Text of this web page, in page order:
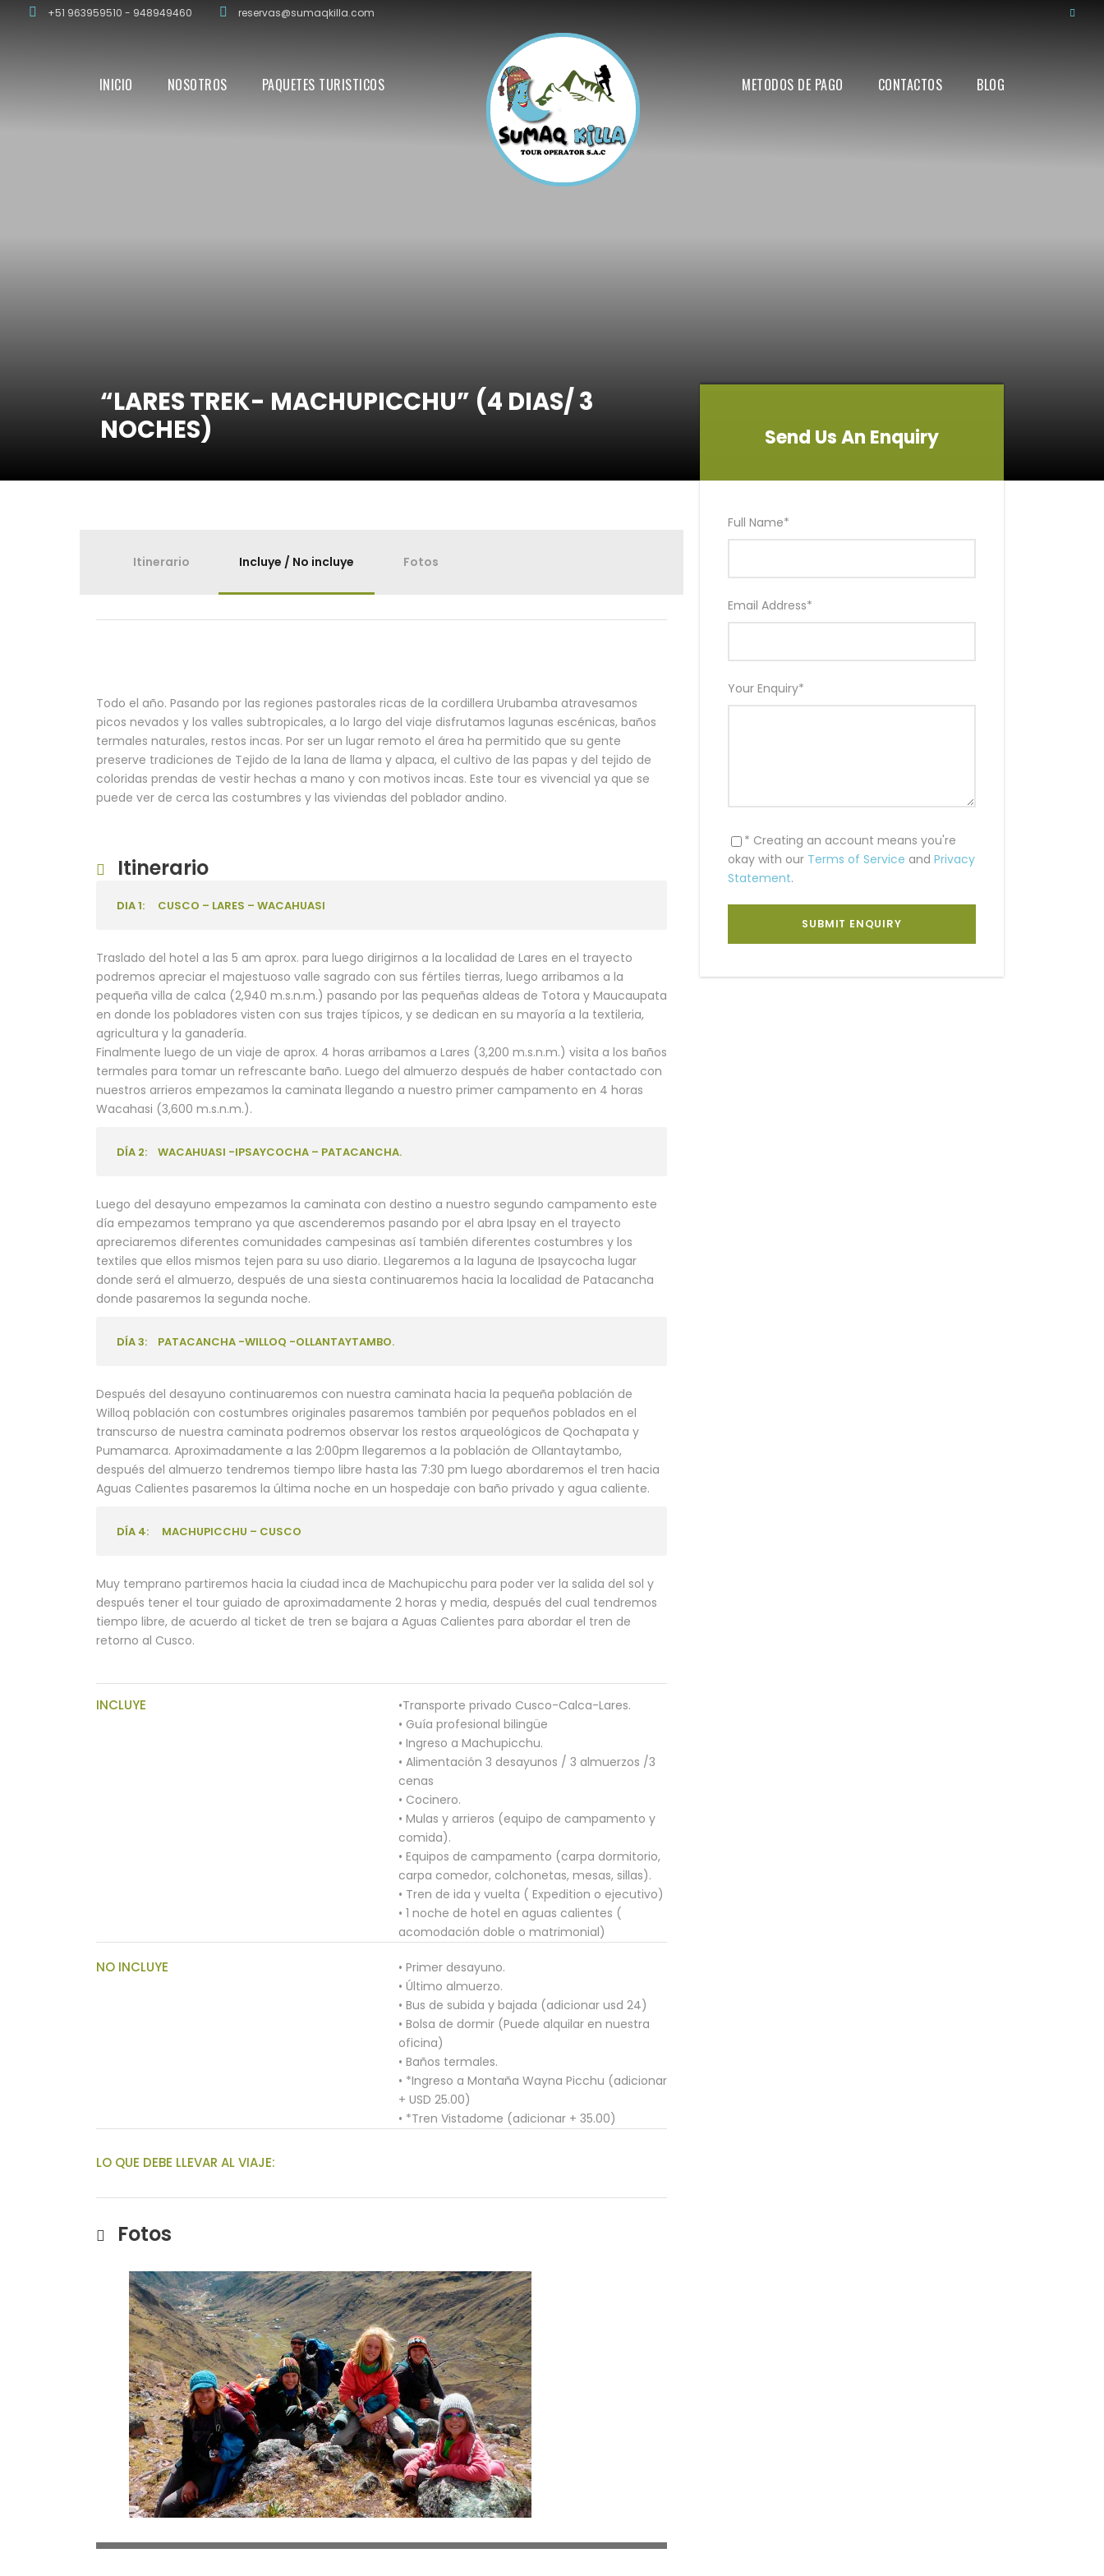
+51 963959510 - 948949460 reservas@sumaqkilla.com
INICIO NOSOTROS PAQUETES TURISTICOS METODOS DE PAGO CONTACTOS BLOG
“LARES TREK- MACHUPICCHU” (4 DIAS/ 3
NOCHES)
Send Us An Enquiry
Send Us An Enquiry
Full Name*
Email Address*
Your Enquiry*
* Creating an account means you're
okay with our Terms of Service and Privacy
Statement.
Itinerario Incluye / No incluye Fotos
Todo el año. Pasando por las regiones pastorales ricas de la cordillera Urubamba atravesamos
picos nevados y los valles subtropicales, a lo largo del viaje disfrutamos lagunas escénicas, baños
termales naturales, restos incas. Por ser un lugar remoto el área ha permitido que su gente
preserve tradiciones de Tejido de la lana de llama y alpaca, el cultivo de las papas y del tejido de
coloridas prendas de vestir hechas a mano y con motivos incas. Este tour es vivencial ya que se
puede ver de cerca las costumbres y las viviendas del poblador andino.
Itinerario
DIA 1: CUSCO – LARES – WACAHUASI
Traslado del hotel a las 5 am aprox. para luego dirigirnos a la localidad de Lares en el trayecto
podremos apreciar el majestuoso valle sagrado con sus fértiles tierras, luego arribamos a la
pequeña villa de calca (2,940 m.s.n.m.) pasando por las pequeñas aldeas de Totora y Maucaupata
en donde los pobladores visten con sus trajes típicos, y se dedican en su mayoría a la textileria,
agricultura y la ganadería.
Finalmente luego de un viaje de aprox. 4 horas arribamos a Lares (3,200 m.s.n.m.) visita a los baños
termales para tomar un refrescante baño. Luego del almuerzo después de haber contactado con
nuestros arrieros empezamos la caminata llegando a nuestro primer campamento en 4 horas
Wacahasi (3,600 m.s.n.m.).
DÍA 2: WACAHUASI -IPSAYCOCHA – PATACANCHA.
Luego del desayuno empezamos la caminata con destino a nuestro segundo campamento este
día empezamos temprano ya que ascenderemos pasando por el abra Ipsay en el trayecto
apreciaremos diferentes comunidades campesinas así también diferentes costumbres y los
textiles que ellos mismos tejen para su uso diario. Llegaremos a la laguna de Ipsaycocha lugar
donde será el almuerzo, después de una siesta continuaremos hacia la localidad de Patacancha
donde pasaremos la segunda noche.
DÍA 3: PATACANCHA -WILLOQ -OLLANTAYTAMBO.
Después del desayuno continuaremos con nuestra caminata hacia la pequeña población de
Willoq población con costumbres originales pasaremos también por pequeños poblados en el
transcurso de nuestra caminata podremos observar los restos arqueológicos de Qochapata y
Pumamarca. Aproximadamente a las 2:00pm llegaremos a la población de Ollantaytambo,
después del almuerzo tendremos tiempo libre hasta las 7:30 pm luego abordaremos el tren hacia
Aguas Calientes pasaremos la última noche en un hospedaje con baño privado y agua caliente.
DÍA 4: MACHUPICCHU – CUSCO
Muy temprano partiremos hacia la ciudad inca de Machupicchu para poder ver la salida del sol y
después tener el tour guiado de aproximadamente 2 horas y media, después del cual tendremos
tiempo libre, de acuerdo al ticket de tren se bajara a Aguas Calientes para abordar el tren de
retorno al Cusco.
INCLUYE
•Transporte privado Cusco-Calca-Lares.
• Guía profesional bilingüe
• Ingreso a Machupicchu.
• Alimentación 3 desayunos / 3 almuerzos /3
cenas
• Cocinero.
• Mulas y arrieros (equipo de campamento y
comida).
• Equipos de campamento (carpa dormitorio,
carpa comedor, colchonetas, mesas, sillas).
• Tren de ida y vuelta ( Expedition o ejecutivo)
• 1 noche de hotel en aguas calientes (
acomodación doble o matrimonial)
NO INCLUYE
• Primer desayuno.
• Último almuerzo.
• Bus de subida y bajada (adicionar usd 24)
• Bolsa de dormir (Puede alquilar en nuestra
oficina)
• Baños termales.
• *Ingreso a Montaña Wayna Picchu (adicionar
+ USD 25.00)
• *Tren Vistadome (adicionar + 35.00)
LO QUE DEBE LLEVAR AL VIAJE:
Fotos